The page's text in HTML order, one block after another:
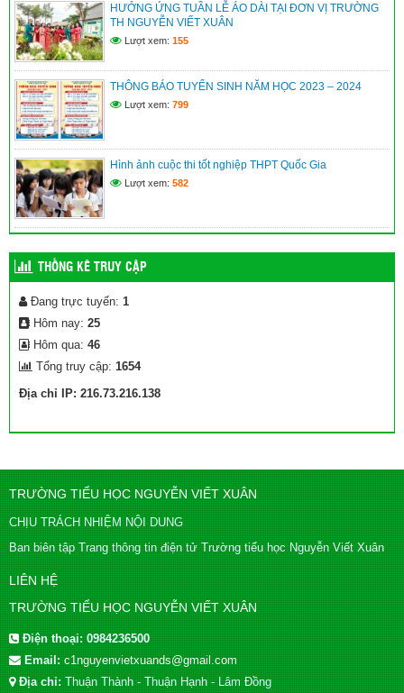
(10/04/2026)
Quyết định phê duyệt danh sách hưởng chế độ học kỳ II năm
học 2025-2026
(10/04/2026)
HƯỞNG ỨNG TUẦN LỄ ÁO DÀI TẠI ĐƠN VỊ TRƯỜNG
TH NGUYỄN VIẾT XUÂN
Lượt xem: 155
THÔNG BÁO TUYỂN SINH NĂM HỌC 2023 – 2024
Lượt xem: 799
Hình ảnh cuộc thi tốt nghiệp THPT Quốc Gia
Lượt xem: 582
THỐNG KÊ TRUY CẬP
Đang trực tuyến: 1
Hôm nay: 25
Hôm qua: 46
Tổng truy cập: 1654
Địa chỉ IP: 216.73.216.138
TRƯỜNG TIỂU HỌC NGUYỄN VIẾT XUÂN
CHỊU TRÁCH NHIỆM NỘI DUNG
Ban biên tập Trang thông tin điện tử Trường tiểu học Nguyễn Viết Xuân
LIÊN HỆ
TRƯỜNG TIỂU HỌC NGUYỄN VIẾT XUÂN
Điện thoại:0984236500
Email:c1nguyenvietxuands@gmail.com
Địa chỉ:Thuận Thành - Thuận Hạnh - Lâm Đồng